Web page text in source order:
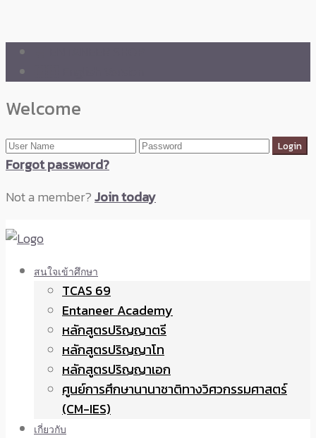
Welcome
Forgot password?
Not a member?Join today
สนใจเข้าศึกษา
TCAS 69
Entaneer Academy
หลักสูตรปริญญาตรี
หลักสูตรปริญญาโท
หลักสูตรปริญญาเอก
ศูนย์การศึกษานานาชาติทางวิศวกรรมศาสตร์
(CM-IES)
เกี่ยวกับ